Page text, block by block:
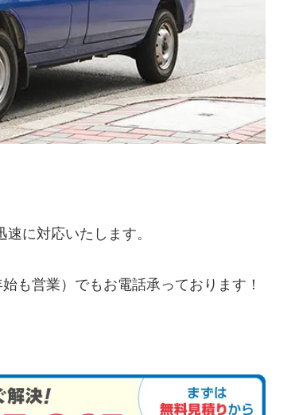
に対応いたします。
も営業）でもお電話承っております！